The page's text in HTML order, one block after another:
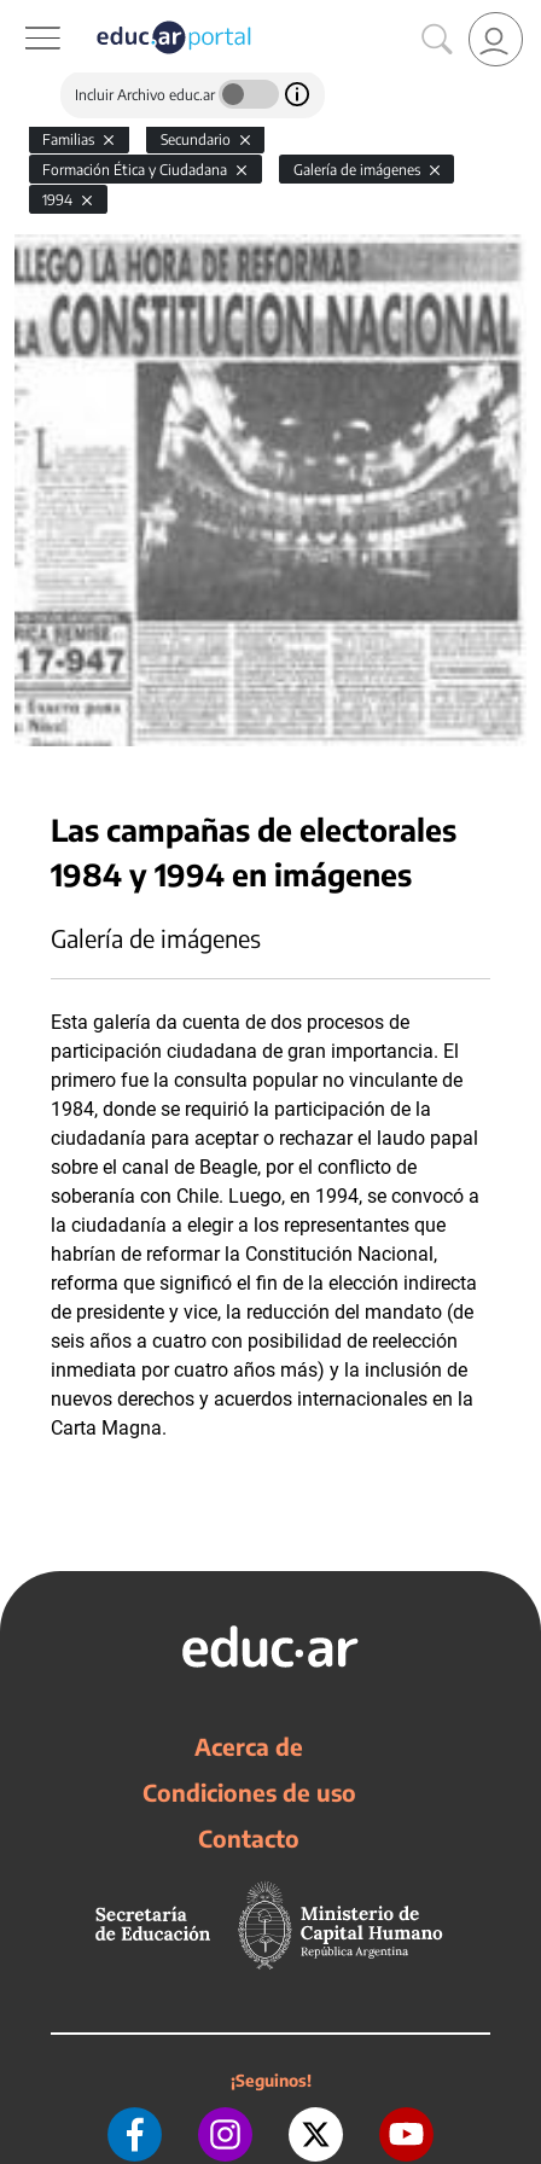
Incluir Archivo educ.ar
Familias
Secundario
Formación Ética y Ciudadana
Galería de imágenes
1994
Las campañas de electorales
1984 y 1994 en imágenes
Galería de imágenes
Esta galería da cuenta de dos procesos de
participación ciudadana de gran importancia. El
primero fue la consulta popular no vinculante de
1984, donde se requirió la participación de la
ciudadanía para aceptar o rechazar el laudo papal
sobre el canal de Beagle, por el conflicto de
soberanía con Chile. Luego, en 1994, se convocó a
la ciudadanía a elegir a los representantes que
habrían de reformar la Constitución Nacional,
reforma que significó el fin de la elección indirecta
de presidente y vice, la reducción del mandato (de
seis años a cuatro con posibilidad de reelección
inmediata por cuatro años más) y la inclusión de
nuevos derechos y acuerdos internacionales en la
Carta Magna.
Acerca de
Condiciones de uso
Contacto
¡Seguinos!